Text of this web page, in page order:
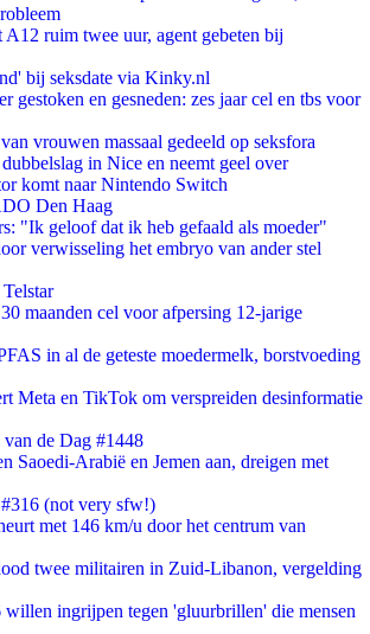
ruim twee uur, agent gebeten bij
bij seksdate via Kinky.nl
gestoken en gesneden: zes jaar cel en tbs voor
vrouwen massaal gedeeld op seksfora
in Nice en neemt geel over
komt naar Nintendo Switch
Den Haag
"Ik geloof dat ik heb gefaald als moeder"
verwisseling het embryo van ander stel
maanden cel voor afpersing 12-jarige
in al de geteste moedermelk, borstvoeding
Meta en TikTok om verspreiden desinformatie
van de Dag #1448
Saoedi-Arabië en Jemen aan, dreigen met
(not very sfw!)
met 146 km/u door het centrum van
twee militairen in Zuid-Libanon, vergelding
ingrijpen tegen 'gluurbrillen' die mensen